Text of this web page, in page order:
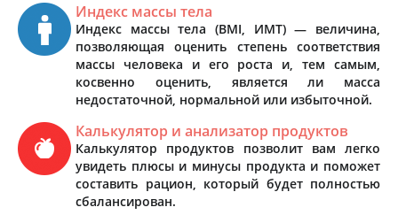
Индекс массы тела
Индекс массы тела (BMI, ИМТ) — величина,
позволяющая оценить степень соответствия
массы человека и его роста и, тем самым,
косвенно оценить, является ли масса
недостаточной, нормальной или избыточной.
Калькулятор и анализатор продуктов
Калькулятор продуктов позволит вам легко
увидеть плюсы и минусы продукта и поможет
составить рацион, который будет полностью
сбалансирован.